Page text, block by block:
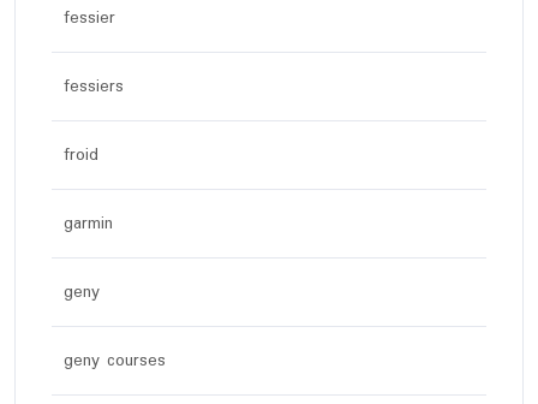
fessier
fessiers
froid
garmin
geny
geny courses